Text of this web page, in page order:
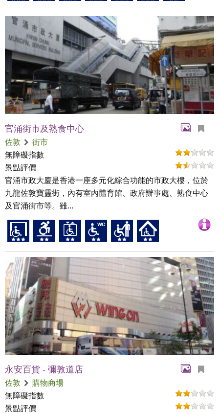
官涌街市及熟食中心
佐敦
街市
無障礙指數
景點評價
官涌市政大廈是香港一座多元化綜合功能的市政大樓，位於
九龍佐敦寶靈街，內有室內體育館、政府辦事處、熟食中心
及官涌街市等。雖...
永安百貨 - 彌敦道店
佐敦
購物商場
無障礙指數
景點評價